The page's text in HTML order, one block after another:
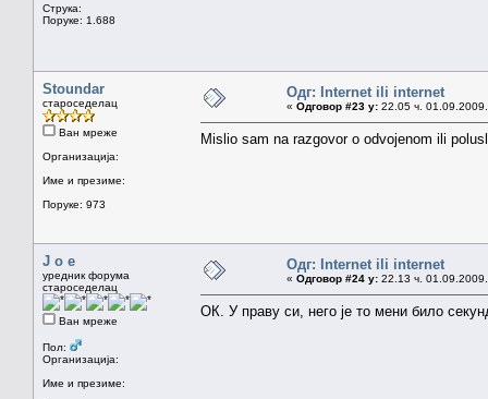
Струка:
Поруке: 1.688
Stoundar
староседелац
Ван мреже
Организација:
Име и презиме:
Поруке: 973
Одг: Internet ili internet
« Одговор #23 у: 22.05 ч.
Mislio sam na razgovor o odvojenom ili
J o e
уредник форума
староседелац
Ван мреже
Пол:
Организација:
Име и презиме:
Одг: Internet ili internet
« Одговор #24 у: 22.13 ч.
ОК. У праву си, него је то мени било